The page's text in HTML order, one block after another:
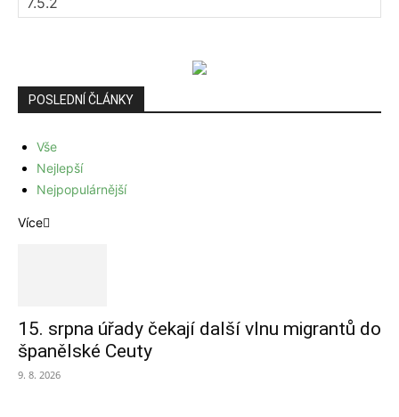
POSLEDNÍ ČLÁNKY
Vše
Nejlepší
Nejpopulárnější
Více
15. srpna úřady čekají další vlnu migrantů do
španělské Ceuty
9. 8. 2026